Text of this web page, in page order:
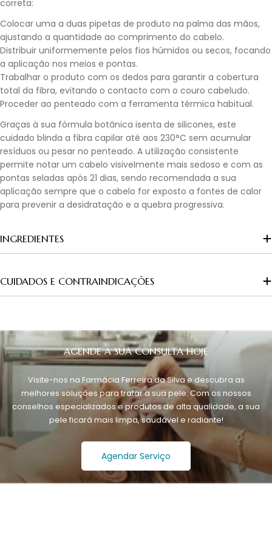
correta:
Colocar uma a duas pipetas de produto na palma das mãos,
ajustando a quantidade ao comprimento do cabelo.
Distribuir uniformemente pelos fios húmidos ou secos, focando
a aplicação nos meios e pontas.
Trabalhar o produto com os dedos para garantir a cobertura
total da fibra, evitando o contacto com o couro cabeludo.
Proceder ao penteado com a ferramenta térmica habitual.
Graças à sua fórmula botânica isenta de silicones, este
cuidado blinda a fibra capilar até aos 230°C sem acumular
resíduos ou pesar no penteado. A utilização consistente
permite notar um cabelo visivelmente mais sedoso e com as
pontas seladas após 21 dias, sendo recomendada a sua
aplicação sempre que o cabelo for exposto a fontes de calor
para prevenir a desidratação e a quebra progressiva.
INGREDIENTES
CUIDADOS E CONTRAINDICAÇÕES
AGENDE A SUA CONSULTA HOJE
Visite-nos na Farmácia Ferreira da Silva e descubra as
melhores soluções para tratar a sua pele. Com os nossos
conselhos especializados e produtos de alta qualidade, a sua
pele ficará mais limpa, saudável e radiante!
Agendar Serviço